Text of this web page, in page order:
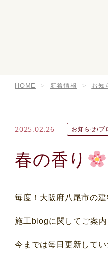
HOME 新着情報 お知
2025.02.26 お知らせ/ブ
春の香り
毎度！大阪府八尾市の
施工blogに関してご案内
今までは毎日更新して